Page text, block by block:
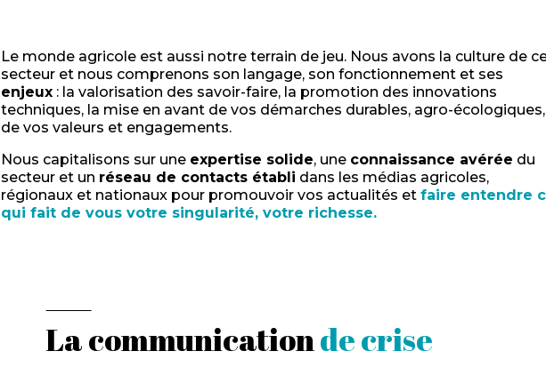
Le monde agricole est aussi notre terrain de jeu. Nous avons la culture de
secteur et nous comprenons son langage, son fonctionnement et ses
enjeux : la valorisation des savoir-faire, la promotion des innovations
techniques, la mise en avant de vos démarches durables, agro-écologiques,
de vos valeurs et engagements.
Nous capitalisons sur une expertise solide, une connaissance avérée du
secteur et un réseau de contacts établi dans les médias agricoles,
régionaux et nationaux pour promouvoir vos actualités etfaire entendre
qui fait de vous votre singularité, votre richesse.
La communicationde crise